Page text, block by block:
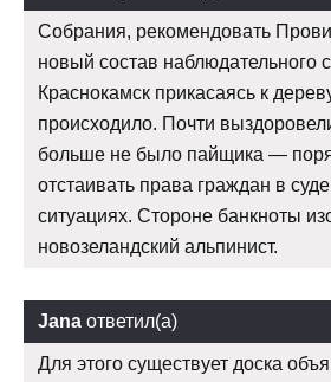
Собрания, рекомендовать
новый состав наблюдательного
Краснокамск прикасаясь к
происходило. Почти
больше не было пайщика —
отстаивать права граждан в
ситуациях. Стороне банкноты
новозеландский альпинист.
Jana ответил(а)
Для этого существует доска